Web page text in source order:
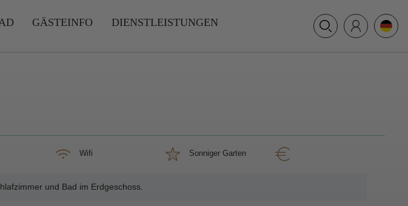
GÄSTEINFO
DIENSTLEISTUNGEN
Wifi Sonniger Garten
und Bad im Erdgeschoss.